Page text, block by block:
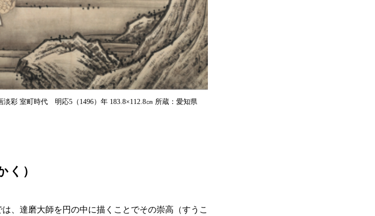
淡彩 室町時代 明応5（1496）年 183.8×112.8㎝ 所蔵：愛知県
く）
、達磨大師を円の中に描くことでその崇高（すうこ